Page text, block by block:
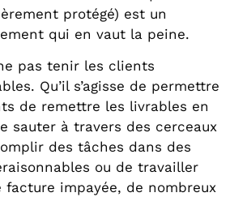
protégé) est un
qui en vaut la peine.
pas tenir les clients
Qu’il s’agisse de permettre
de remettre les livrables en
sauter à travers des cerceaux
des tâches dans des
ou de travailler
facture impayée, de nombreux